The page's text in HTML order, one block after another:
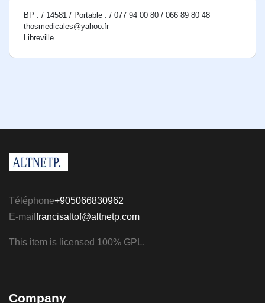
BP : / 14581 / Portable : / 077 94 00 80 / 066 89 80 48
thosmedicales@yahoo.fr
Libreville
Téléphone+905066830962
E-mail francisaltof@altnetp.com
This item is licensed 100% GPL.
Company